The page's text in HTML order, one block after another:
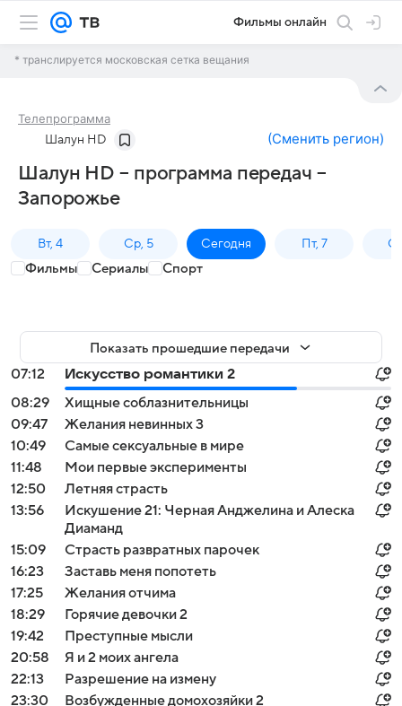
Фильмы онлайн
* транслируется московская сетка вещания
Телепрограмма
Шалун HD (Сменить регион)
Шалун HD – программа передач –
Запорожье
Вт, 4 Ср, 5 Сегодня Пт, 7
Фильмы Сериалы Спорт
Показать прошедшие передачи
07:12
Искусство романтики 2
08:29
Хищные соблазнительницы
09:47
Желания невинных 3
10:49
Самые сексуальные в мире
11:48
Мои первые эксперименты
12:50
Летняя страсть
13:56
Искушение 21: Черная Анджелина и Алеска
Диаманд
15:09
Страсть развратных парочек
16:23
Заставь меня попотеть
17:25
Желания отчима
18:29
Горячие девочки 2
19:42
Преступные мысли
20:58
Я и 2 моих ангела
22:13
Разрешение на измену
23:30
Возбужденные домохозяйки 2